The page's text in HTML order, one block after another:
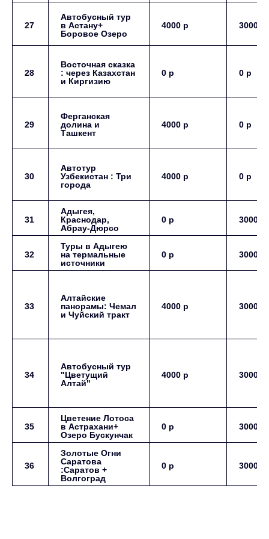
27
Автобусный тур
в Астану+
Боровое Озеро
4000 р 3000 р
28
Восточная сказка
: через Казахстан
и Киргизию
0 р 0 р
29
Ферганская
долина и
Ташкент
4000 р 0 р
30
Автотур
Узбекистан : Три
города
4000 р 0 р
31
Адыгея,
Краснодар,
Абрау-Дюрсо
0 р 3000 р
32
Туры в Адыгею
на термальные
источники
0 р 3000 р
33
Алтайские
панорамы: Чемал
и Чуйский тракт
4000 р 3000 р
34
Автобусный тур
"Цветущий
Алтай"
4000 р 3000 р
35
Цветение Лотоса
в Астрахани+
Озеро Бускунчак
0 р 3000 р
36
Золотые Огни
Саратова
:Саратов +
Волгоград
0 р 3000 р